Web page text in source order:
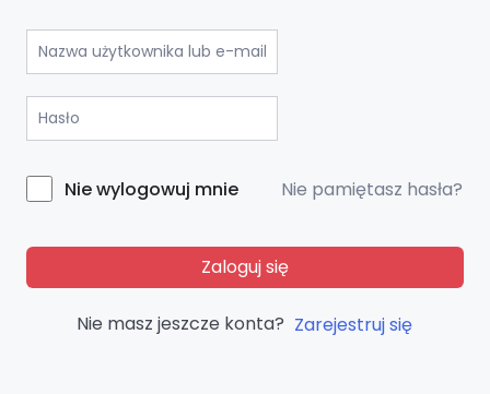
Nie wylogowuj mnie Nie pamiętasz hasła?
Zaloguj się
Nie masz jeszcze konta? Zarejestruj się